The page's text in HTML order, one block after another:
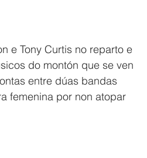
e Tony Curtis no reparto e
do montón que se ven
entre dúas bandas
femenina por non atopar